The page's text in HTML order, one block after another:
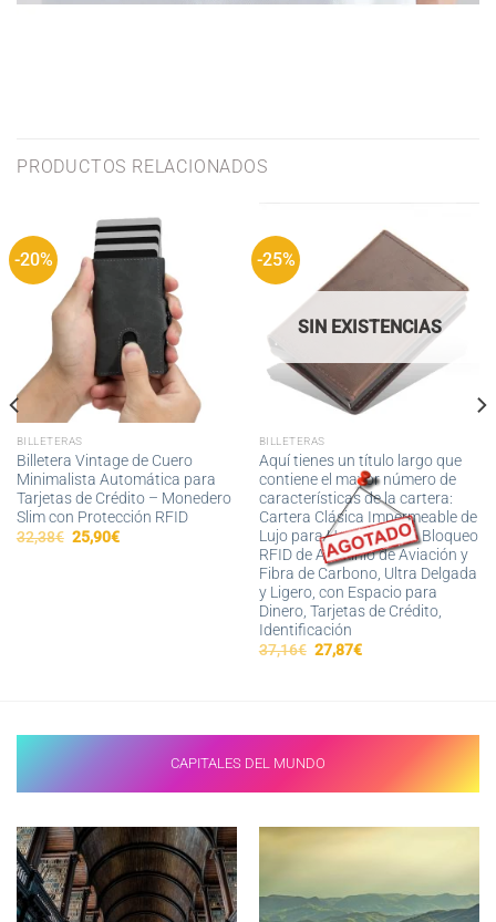
PRODUCTOS RELACIONADOS
-20%
BILLETERAS
Billetera Vintage de Cuero
Minimalista Automática para
Tarjetas de Crédito – Monedero
Slim con Protección RFID
32,38€ El
precio
25,90€El
-25%
SIN EXISTENCIAS
BILLETERAS
Aquí tienes un título largo que
contiene el mayor número de
características de la cartera:
Cartera Clásica Impermeable de
Lujo para Hombres con Bloqueo
RFID de Aluminio de Aviación y
Fibra de Carbono, Ultra Delgada
y Ligero, con Espacio para
Dinero, Tarjetas de Crédito,
Identificación
37,16€ El
precio
27,87€El
CAPITALES DEL MUNDO